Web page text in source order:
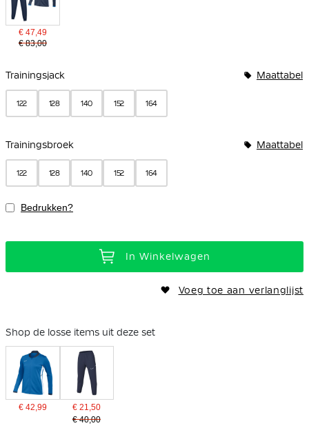
€ 47,49
€ 83,00
Trainingsjack Maattabel
122 128 140 152 164
Trainingsbroek Maattabel
122 128 140 152 164
Bedrukken?
In Winkelwagen
Voeg toe aan verlanglijst
Shop de losse items uit deze set
€ 42,99
€ 21,50
€ 40,00